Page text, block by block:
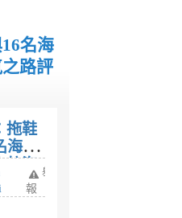
名海
路評
拖鞋
海洋
海
價感
舉
報